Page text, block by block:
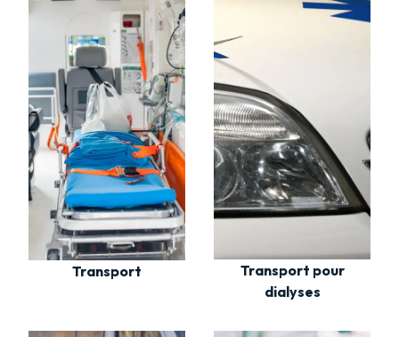
Transport
Transport pour
dialyses